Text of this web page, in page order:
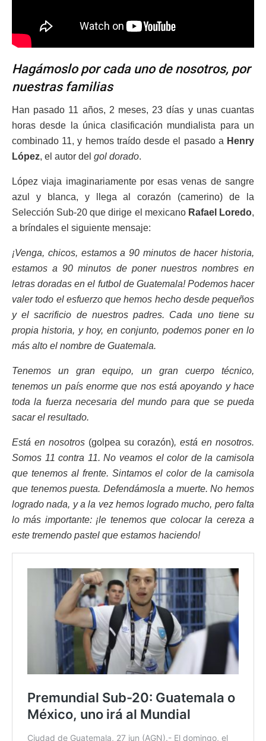
Hagámoslo por cada uno de nosotros, por
nuestras familias
Han pasado 11 años, 2 meses, 23 días y unas cuantas
horas desde la única clasificación mundialista para un
combinado 11, y hemos traído desde el pasado a Henry
López, el autor del gol dorado.
López viaja imaginariamente por esas venas de sangre
azul y blanca, y llega al corazón (camerino) de la
Selección Sub-20 que dirige el mexicano Rafael Loredo,
a bríndales el siguiente mensaje:
¡Venga, chicos, estamos a 90 minutos de hacer historia,
estamos a 90 minutos de poner nuestros nombres en
letras doradas en el futbol de Guatemala! Podemos hacer
valer todo el esfuerzo que hemos hecho desde pequeños
y el sacrificio de nuestros padres. Cada uno tiene su
propia historia, y hoy, en conjunto, podemos poner en lo
más alto el nombre de Guatemala.
Tenemos un gran equipo, un gran cuerpo técnico,
tenemos un país enorme que nos está apoyando y hace
toda la fuerza necesaria del mundo para que se pueda
sacar el resultado.
Está en nosotros (golpea su corazón), está en nosotros.
Somos 11 contra 11. No veamos el color de la camisola
que tenemos al frente. Sintamos el color de la camisola
que tenemos puesta. Defendámosla a muerte. No hemos
logrado nada, y a la vez hemos logrado mucho, pero falta
lo más importante: ¡le tenemos que colocar la cereza a
este tremendo pastel que estamos haciendo!